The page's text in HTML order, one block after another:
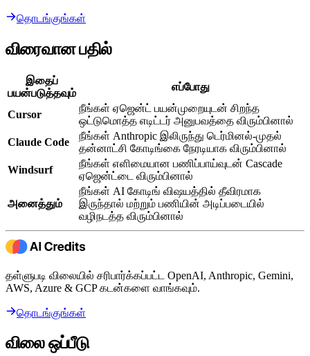
தொடங்குங்கள்
விரைவான பதில்
இதைப்
பயன்படுத்தவும்
எப்போது
Cursor
நீங்கள் ஏஜென்ட் பயன்முறையுடன் சிறந்த
ஒட்டுமொத்த எடிட்டர் அனுபவத்தை விரும்பினால்
Claude Code
நீங்கள் Anthropic இலிருந்து டெர்மினல்-முதல்
தன்னாட்சி கோடிங்கை நேரடியாக விரும்பினால்
Windsurf
நீங்கள் எளிமையான பணிப்பாய்வுடன் Cascade
ஏஜென்ட்டை விரும்பினால்
அனைத்தும்
நீங்கள் AI கோடிங் விஷயத்தில் தீவிரமாக
இருந்தால் மற்றும் பணியின் அடிப்படையில்
வழிநடத்த விரும்பினால்
தள்ளுபடி விலையில் சரிபார்க்கப்பட்ட OpenAI, Anthropic, Gemini,
AWS, Azure & GCP கடன்களை வாங்கவும்.
தொடங்குங்கள்
விலை ஒப்பீடு